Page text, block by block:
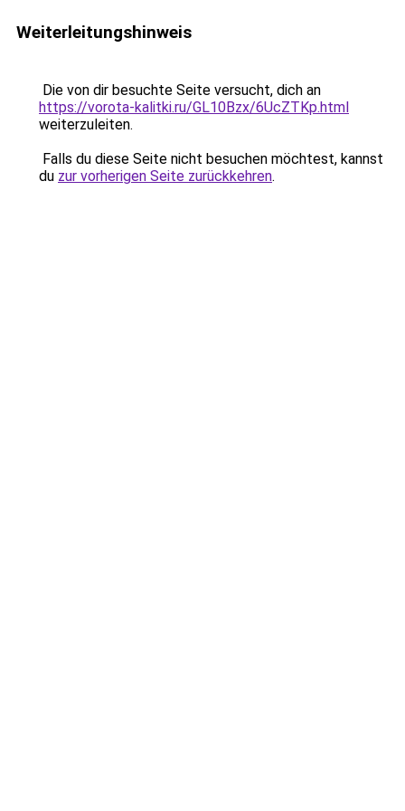
Weiterleitungshinweis
Die von dir besuchte Seite versucht, dich an
https://vorota-kalitki.ru/GL10Bzx/6UcZTKp.html
weiterzuleiten.
Falls du diese Seite nicht besuchen möchtest, kannst
du zur vorherigen Seite zurückkehren.